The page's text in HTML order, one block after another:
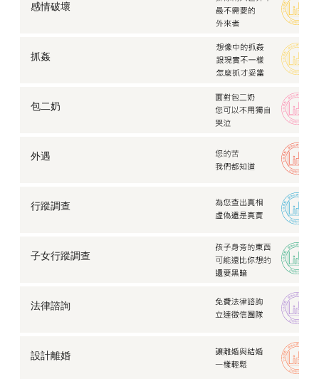
感情破壞
抓姦
包二奶
外遇
行蹤調查
子女行蹤調查
法律諮詢
設計離婚